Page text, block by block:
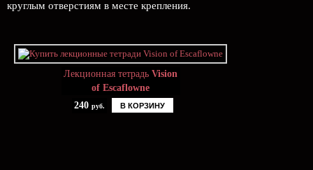
круглым отверстиям в месте крепления.
Лекционная тетрадь Vision
of Escaflowne
240 руб. В КОРЗИНУ